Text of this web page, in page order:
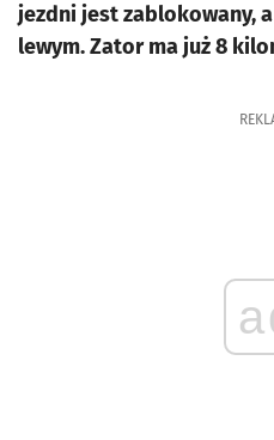
jezdni jest zablokowany,
lewym. Zator ma już 8